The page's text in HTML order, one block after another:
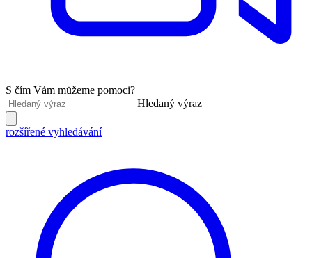
S čím Vám můžeme pomoci?
Hledaný výraz
rozšířené vyhledávání